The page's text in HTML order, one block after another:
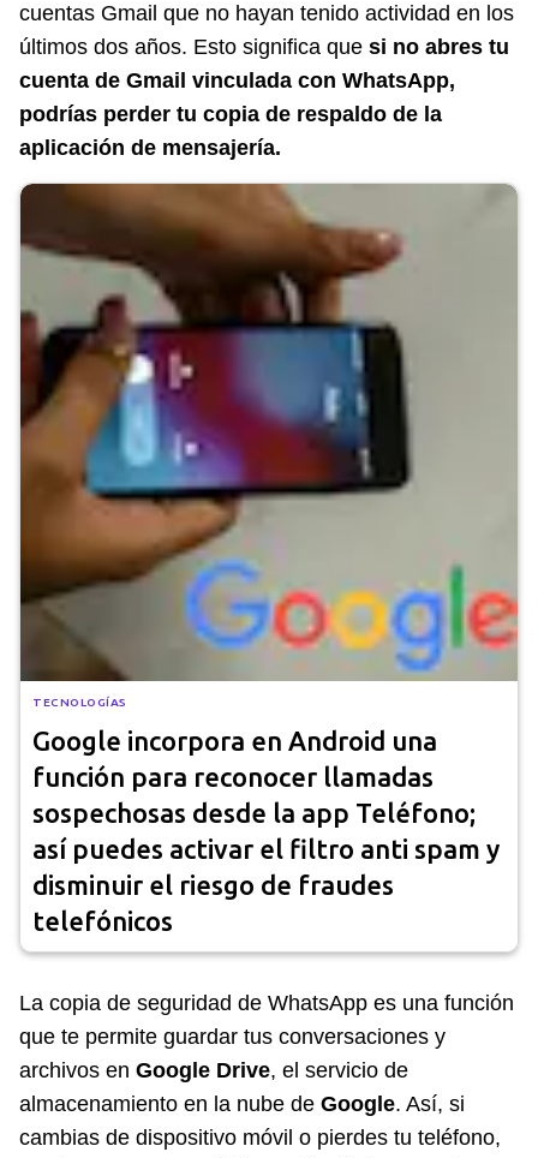
cuentas Gmail que no hayan tenido actividad en los
últimos dos años. Esto significa que si no abres tu
cuenta de Gmail vinculada con WhatsApp,
podrías perder tu copia de respaldo de la
aplicación de mensajería.
TECNOLOGÍAS
Google incorpora en Android una
función para reconocer llamadas
sospechosas desde la app Teléfono;
así puedes activar el filtro anti spam y
disminuir el riesgo de fraudes
telefónicos
La copia de seguridad de WhatsApp es una función
que te permite guardar tus conversaciones y
archivos en Google Drive, el servicio de
almacenamiento en la nube de Google. Así, si
cambias de dispositivo móvil o pierdes tu teléfono,